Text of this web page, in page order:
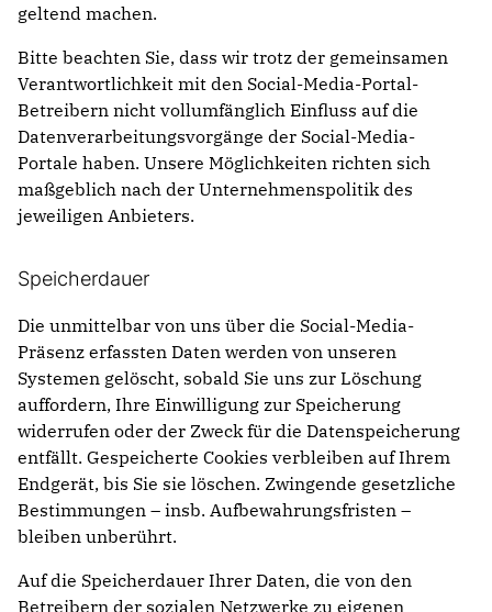
geltend machen.
Bitte beachten Sie, dass wir trotz der gemeinsamen
Verantwortlichkeit mit den Social-Media-Portal-
Betreibern nicht vollumfänglich Einfluss auf die
Datenverarbeitungsvorgänge der Social-Media-
Portale haben. Unsere Möglichkeiten richten sich
maßgeblich nach der Unternehmenspolitik des
jeweiligen Anbieters.
Speicherdauer
Die unmittelbar von uns über die Social-Media-
Präsenz erfassten Daten werden von unseren
Systemen gelöscht, sobald Sie uns zur Löschung
auffordern, Ihre Einwilligung zur Speicherung
widerrufen oder der Zweck für die Datenspeicherung
entfällt. Gespeicherte Cookies verbleiben auf Ihrem
Endgerät, bis Sie sie löschen. Zwingende gesetzliche
Bestimmungen – insb. Aufbewahrungsfristen –
bleiben unberührt.
Auf die Speicherdauer Ihrer Daten, die von den
Betreibern der sozialen Netzwerke zu eigenen